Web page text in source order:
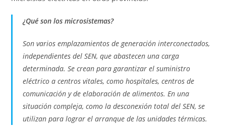
¿Qué son los microsistemas?
Son varios emplazamientos de generación interconectados,
independientes del SEN, que abastecen una carga
determinada. Se crean para garantizar el suministro
eléctrico a centros vitales, como hospitales, centros de
comunicación y de elaboración de alimentos. En una
situación compleja, como la desconexión total del SEN, se
utilizan para lograr el arranque de las unidades térmicas.